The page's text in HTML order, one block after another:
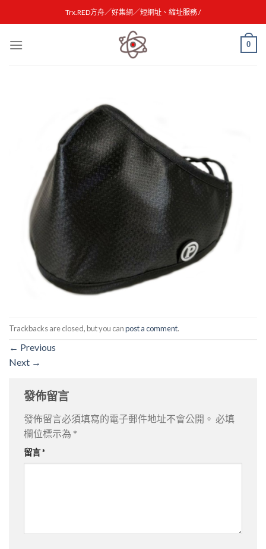
to
Trx.RED方舟／好集網／短網址、縮址服務 /
0
Trackbacks are closed, but you canpost a comment.
← Previous
Next →
發佈留言
發佈留言必須填寫的電子郵件地址不會公開。 必填
欄位標示為 *
留言*